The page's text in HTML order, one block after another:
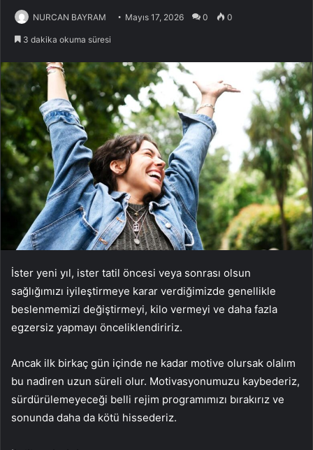
NURCAN BAYRAM Mayıs 17, 2026 0 0
3 dakika okuma süresi
İster yeni yıl, ister tatil öncesi veya sonrası olsun
sağlığımızı iyileştirmeye karar verdiğimizde genellikle
beslenmemizi değiştirmeyi, kilo vermeyi ve daha fazla
egzersiz yapmayı önceliklendiririz.
Ancak ilk birkaç gün içinde ne kadar motive olursak olalım
bu nadiren uzun süreli olur. Motivasyonumuzu kaybederiz,
sürdürülemeyeceği belli rejim programımızı bırakırız ve
sonunda daha da kötü hissederiz.